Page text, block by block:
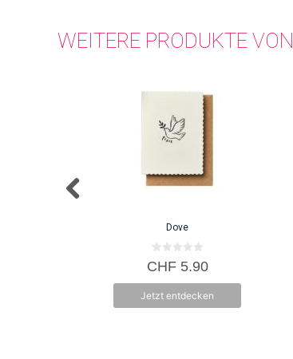
WEITERE PRODUKTE VON
Dove
0
v
5
CHF5.90
Jetzt entdecken